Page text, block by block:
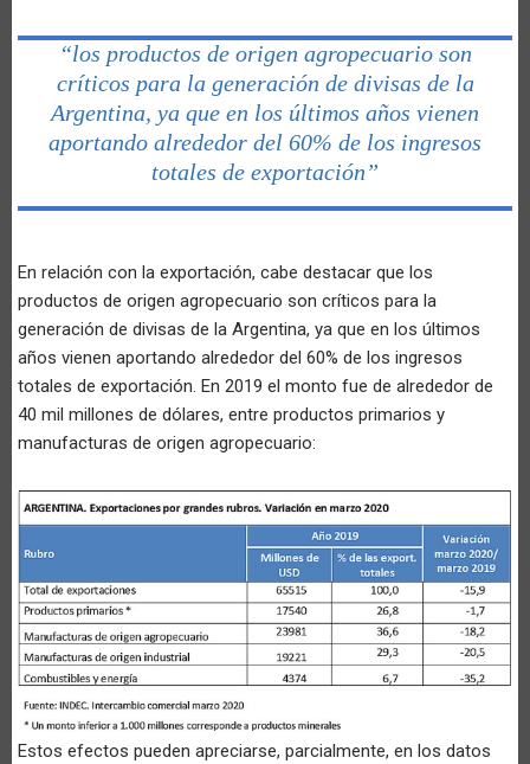
“los productos de origen agropecuario son
críticos para la generación de divisas de la
Argentina, ya que en los últimos años vienen
aportando alrededor del 60% de los ingresos
totales de exportación”
En relación con la exportación, cabe destacar que los
productos de origen agropecuario son críticos para la
generación de divisas de la Argentina, ya que en los últimos
años vienen aportando alrededor del 60% de los ingresos
totales de exportación. En 2019 el monto fue de alrededor de
40 mil millones de dólares, entre productos primarios y
manufacturas de origen agropecuario:
Estos efectos pueden apreciarse, parcialmente, en los datos